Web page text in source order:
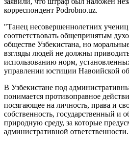
корреспондент Podrobno.uz.
"Танец несовершеннолетних
соответствовать общепринятым
обществе Узбекистана, но
взгляды людей не должны
использованию норм,
управлении юстиции Навоийской
В Узбекистане под
понимается противоправное
посягающее на личность, права и
собственность, государственный и
природную среду, за которые
административной ответственности.